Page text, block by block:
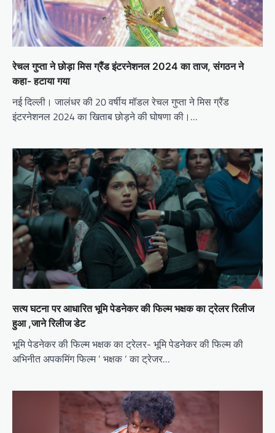
रेचल गुप्ता ने छोड़ा मिस ग्रैंड इंटरनेशनल 2024 का ताज, संगठन ने
कहा- हटाया गया
नई दिल्ली। जालंधर की 20 वर्षीय मॉडल रेचल गुप्ता ने मिस ग्रैंड
इंटरनेशनल 2024 का खिताब छोड़ने की घोषणा की।…
सत्य घटना पर आधारित भूमि पेडनेकर की फिल्म भक्षक का ट्रेलर रिलीज
हुआ ,जाने रिलीज डेट
भूमि पेडनेकर की फिल्म भक्षक का ट्रेलर- भूमि पेडनेकर की फिल्म की
अभिनीत अपकमिंग फिल्म ‘ भक्षक ‘ का ट्रेजर…